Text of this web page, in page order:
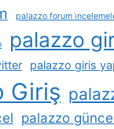
palazzo forum
palazzo
palazzo giris
Giriş
palazzo